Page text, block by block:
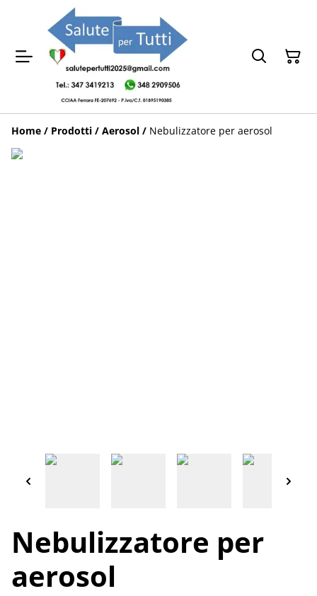
Home / Prodotti / Aerosol / Nebulizzatore per aerosol
Nebulizzatore per
aerosol